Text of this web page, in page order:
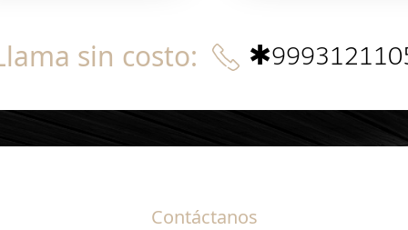
sin costo: ✱
Contáctanos